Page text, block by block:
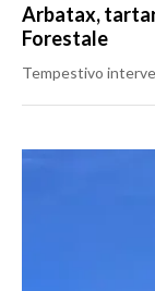
Arbatax,
Forestale
Tempestivo